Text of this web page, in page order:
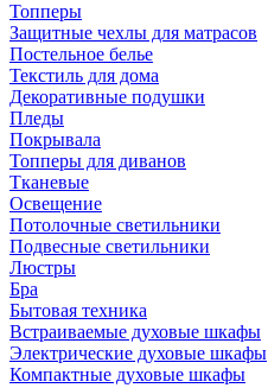
Топперы
Защитные чехлы для матрасов
Постельное белье
Текстиль для дома
Декоративные подушки
Пледы
Покрывала
Топперы для диванов
Тканевые
Освещение
Потолочные светильники
Подвесные светильники
Люстры
Бра
Бытовая техника
Встраиваемые духовые шкафы
Электрические духовые шкафы
Компактные духовые шкафы